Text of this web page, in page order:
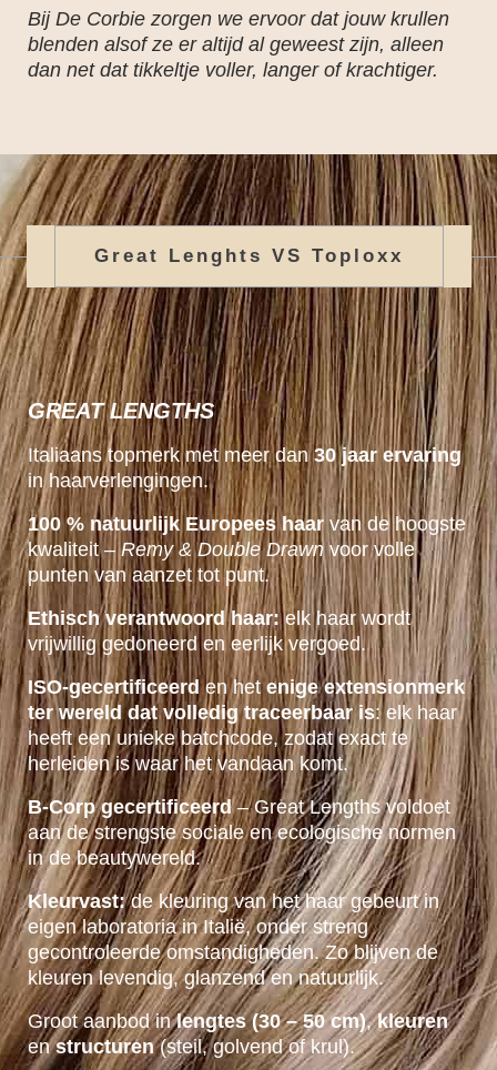
Bij De Corbie zorgen we ervoor dat jouw krullen
blenden alsof ze er altijd al geweest zijn, alleen
dan net dat tikkeltje voller, langer of krachtiger.
Great Lenghts VS Toploxx
GREAT LENGTHS
Italiaans topmerk met meer dan30 jaar ervaring
in haarverlengingen.
100 % natuurlijk Europees haar van de hoogste
kwaliteit –Remy & Double Drawn voor volle
punten van aanzet tot punt.
Ethisch verantwoord haar:elk haar wordt
vrijwillig gedoneerd en eerlijk vergoed.
ISO-gecertificeerden hetenige extensionmerk
ter wereld dat volledig traceerbaar is: elk haar
heeft een unieke batchcode, zodat exact te
herleiden is waar het vandaan komt.
B-Corp gecertificeerd– Great Lengths voldoet
aan de strengste sociale en ecologische normen
in de beautywereld.
Kleurvast:de kleuring van het haar gebeurt in
eigen laboratoria in Italië, onder streng
gecontroleerde omstandigheden. Zo blijven de
kleuren levendig, glanzend en natuurlijk.
Groot aanbod inlengtes (30 – 50 cm),kleuren
enstructuren(steil, golvend of krul).